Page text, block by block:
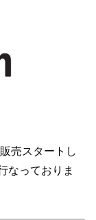
売スタートし
なっておりま